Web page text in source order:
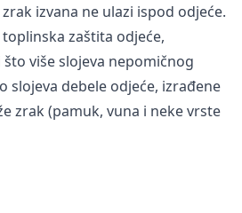
izvana ne ulazi ispod odjeće.
zaštita odjeće,
više slojeva nepomičnog
slojeva debele odjeće, izrađene
zrak (pamuk, vuna i neke vrste